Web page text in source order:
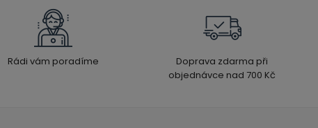
Rádi vám poradíme
Doprava zdarma při
objednávce nad 700 Kč